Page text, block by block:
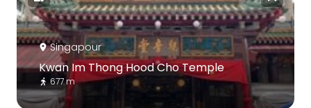
Singapour
Kwan Im Thong Hood Cho Temple
677 m